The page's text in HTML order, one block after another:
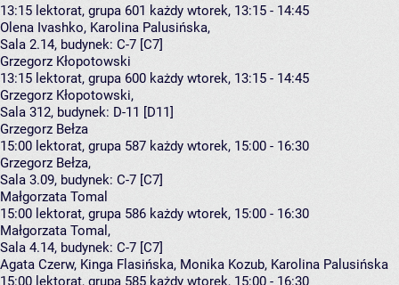
13:15 lektorat, grupa 601 każdy wtorek, 13:15 - 14:45
Olena Ivashko, Karolina Palusińska,
Sala 2.14, budynek: C-7 [C7]
Grzegorz Kłopotowski
13:15 lektorat, grupa 600 każdy wtorek, 13:15 - 14:45
Grzegorz Kłopotowski,
Sala 312, budynek: D-11 [D11]
Grzegorz Bełza
15:00 lektorat, grupa 587 każdy wtorek, 15:00 - 16:30
Grzegorz Bełza,
Sala 3.09, budynek: C-7 [C7]
Małgorzata Tomal
15:00 lektorat, grupa 586 każdy wtorek, 15:00 - 16:30
Małgorzata Tomal ,
Sala 4.14, budynek: C-7 [C7]
Agata Czerw, Kinga Flasińska, Monika Kozub, Karolina Palusińska
15:00 lektorat, grupa 585 każdy wtorek, 15:00 - 16:30